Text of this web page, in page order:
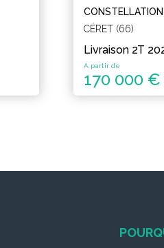
CÉRET (66)
Livraison 2T
A partir de
170 000 €